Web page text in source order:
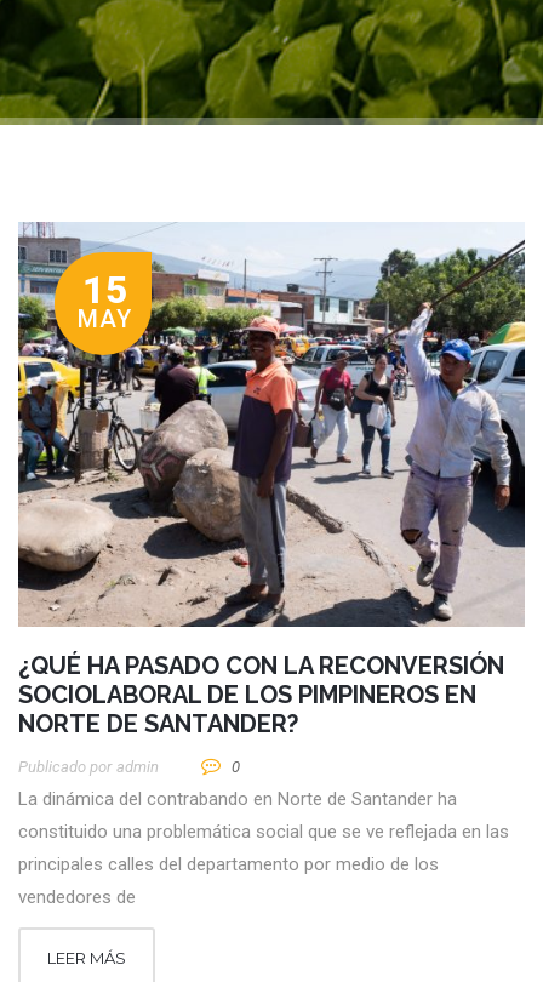
15
MAY
¿QUÉ HA PASADO CON LA RECONVERSIÓN
SOCIOLABORAL DE LOS PIMPINEROS EN
NORTE DE SANTANDER?
Publicado por Admin 0
La dinámica del contrabando en Norte de Santander ha
constituido una problemática social que se ve reflejada en las
principales calles del departamento por medio de los
vendedores de
LEER MÁS